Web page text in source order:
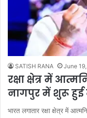
SATISH RANA June
रक्षा क्षेत्र में
नागपुर में शुरू हुई
भारत लगातार रक्षा क्षेत्र में